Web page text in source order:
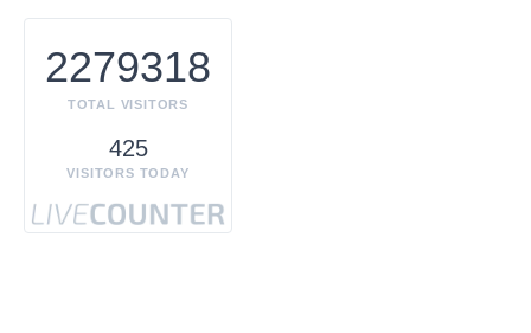
2279318
TOTAL VISITORS
425
VISITORS TODAY